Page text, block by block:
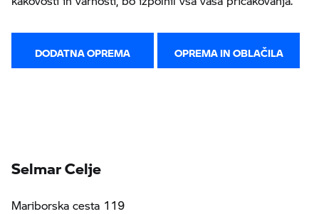
DODATNA OPREMA OPREMA IN OBLAČILA
Selmar Celje
Mariborska cesta 119